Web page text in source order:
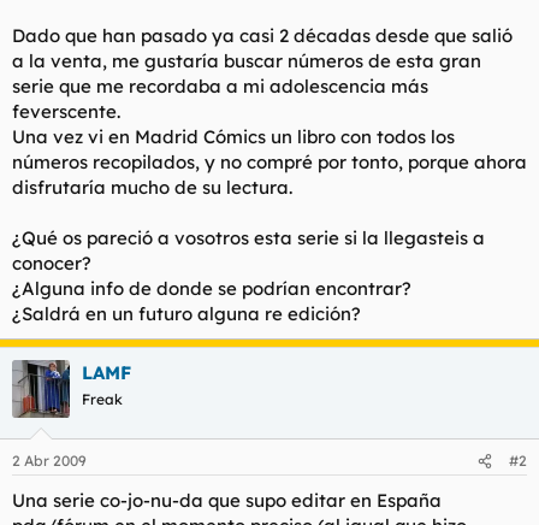
Dado que han pasado ya casi 2 décadas desde que salió
a la venta, me gustaría buscar números de esta gran
serie que me recordaba a mi adolescencia más
feverscente.
Una vez vi en Madrid Cómics un libro con todos los
números recopilados, y no compré por tonto, porque ahora
disfrutaría mucho de su lectura.
¿Qué os pareció a vosotros esta serie si la llegasteis a
conocer?
¿Alguna info de donde se podrían encontrar?
¿Saldrá en un futuro alguna re edición?
LAMF
Freak
2 Abr 2009 #2
Una serie co-jo-nu-da que supo editar en España